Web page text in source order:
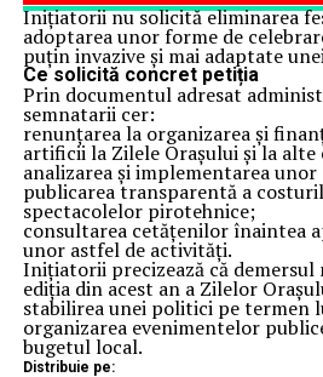
Inițiatorii nu solicită eliminarea
adoptarea unor forme de
puțin invazive și mai adaptate
Ce solicită concret petiția
Prin documentul adresat
semnatarii cer:
renunțarea la organizarea și
artificii la Zilele Orașului și la
analizarea și implementarea
publicarea transparentă a
spectacolelor pirotehnice;
consultarea cetățenilor înaintea
unor astfel de activități.
Inițiatorii precizează că demersul
ediția din acest an a Zilelor
stabilirea unei politici pe termen
organizarea evenimentelor
bugetul local.
Distribuie pe: